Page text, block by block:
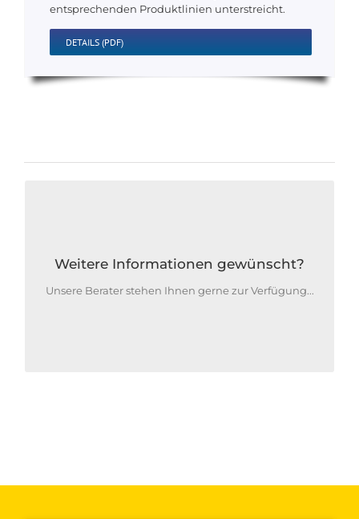
entsprechenden Produktlinien unterstreicht.
DETAILS (PDF)
Weitere Informationen gewünscht?
Unsere Berater stehen Ihnen gerne zur Verfügung...
Landtechnik
Zentrale Burgkirchen